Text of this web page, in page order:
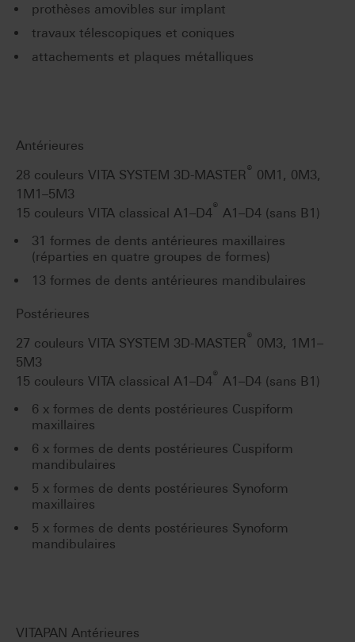
prothèses amovibles sur implant
travaux télescopiques et coniques
attachements et plaques métalliques
Antérieures
28 couleurs VITA SYSTEM 3D-MASTER® 0M1, 0M3,
1M1–5M3
15 couleurs VITA classical A1–D4® A1–D4 (sans B1)
31 formes de dents antérieures maxillaires
(réparties en quatre groupes de formes)
13 formes de dents antérieures mandibulaires
Postérieures
27 couleurs VITA SYSTEM 3D-MASTER® 0M3, 1M1–
5M3
15 couleurs VITA classical A1–D4® A1–D4 (sans B1)
6 x formes de dents postérieures Cuspiform
maxillaires
6 x formes de dents postérieures Cuspiform
mandibulaires
5 x formes de dents postérieures Synoform
maxillaires
5 x formes de dents postérieures Synoform
mandibulaires
VITAPAN Antérieures